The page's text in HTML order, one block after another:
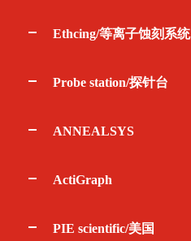
Ethcing/等离子蚀刻系统
Probe station/探针台
ANNEALSYS
ActiGraph
PIE scientific/美国